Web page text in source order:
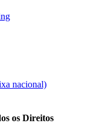
nacional)
os Direitos